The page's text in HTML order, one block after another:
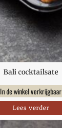
Bali cocktailsate
In de winkel verkrijgbaar
Lees verder